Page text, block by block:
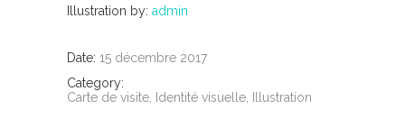
Illustration by: admin
Date: 15 décembre 2017
Category:
Carte de visite, Identité visuelle, Illustration